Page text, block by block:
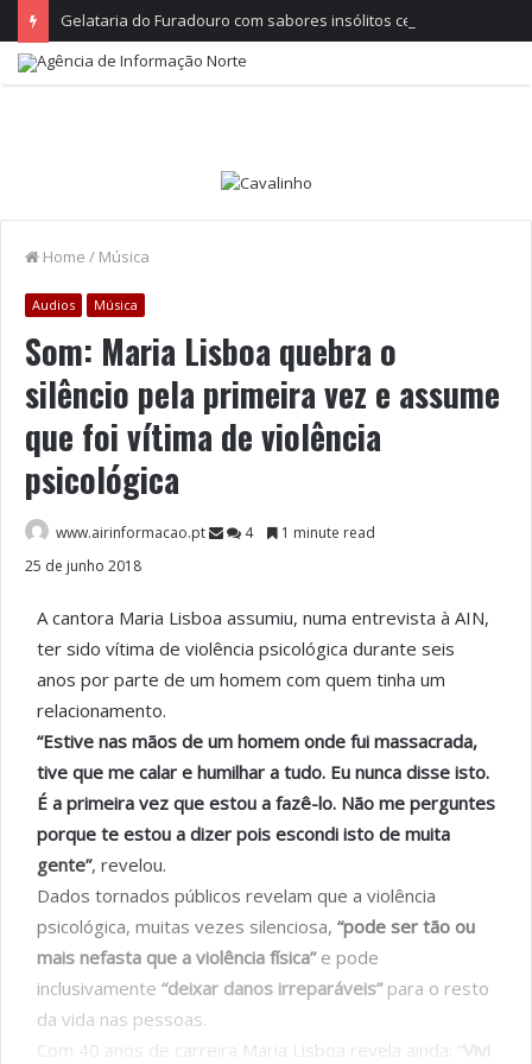
Home / Música
Audios Música
Som: Maria Lisboa quebra o
silêncio pela primeira vez e assume
que foi vítima de violência
psicológica
www.airinformacao.pt 4
1 minute read
25 de junho 2018
A cantora Maria Lisboa assumiu, numa entrevista à AIN,
ter sido vítima de violência psicológica durante seis
anos por parte de um homem com quem tinha um
relacionamento.
“Estive nas mãos de um homem onde fui massacrada,
tive que me calar e humilhar a tudo. Eu nunca disse isto.
É a primeira vez que estou a fazê-lo. Não me perguntes
porque te estou a dizer pois escondi isto de muita
gente”, revelou.
Dados tornados públicos revelam que a violência
psicológica, muitas vezes silenciosa, “pode ser tão ou
mais nefasta que a violência física”e pode
inclusivamente “deixar danos irreparáveis”para o resto
da vida nas pessoas.
Com 40 anos de carreira Maria Lisboa revela ainda: “Vivi